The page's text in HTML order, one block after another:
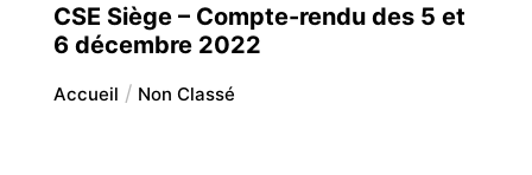
CSE Siège – Compte-rendu des 5 et
6 décembre 2022
Accueil Non Classé